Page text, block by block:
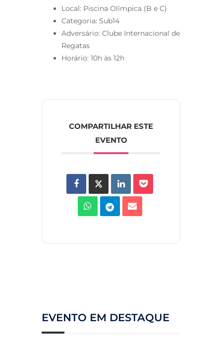
Local: Piscina Olímpica (B e C)
Categoria: Sub14
Adversário: Clube Internacional de
Regatas
Horário: 10h às 12h
COMPARTILHAR ESTE
EVENTO
EVENTO EM DESTAQUE